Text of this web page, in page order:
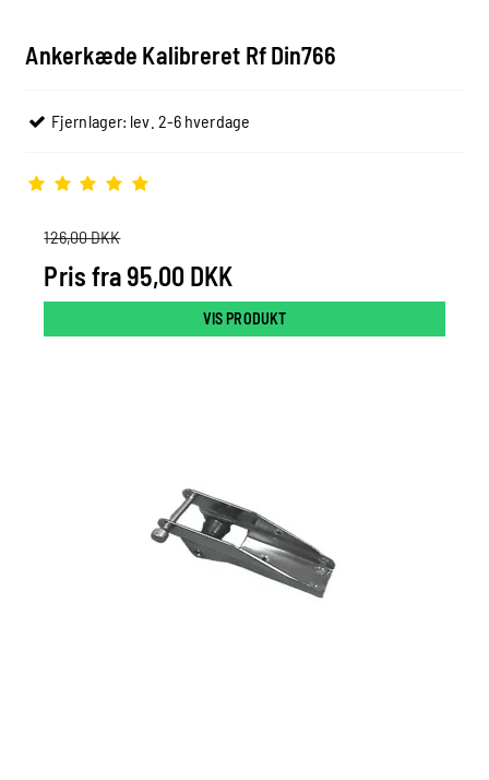
Ankerkæde Kalibreret Rf Din766
Fjernlager: lev. 2-6 hverdage
126,00 DKK
Pris fra95,00 DKK
VIS PRODUKT